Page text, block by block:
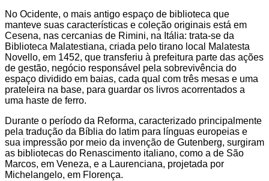
No Ocidente, o mais antigo espaço de biblioteca que
manteve suas características e coleção originais está em
Cesena, nas cercanias de Rimini, na Itália: trata-se da
Biblioteca Malatestiana, criada pelo tirano local Malatesta
Novello, em 1452, que transferiu à prefeitura parte das ações
de gestão, negócio responsável pela sobrevivência do
espaço dividido em baias, cada qual com três mesas e uma
prateleira na base, para guardar os livros acorrentados a
uma haste de ferro.
Durante o período da Reforma, caracterizado principalmente
pela tradução da Bíblia do latim para línguas europeias e
sua impressão por meio da invenção de Gutenberg, surgiram
as bibliotecas do Renascimento italiano, como a de São
Marcos, em Veneza, e a Laurenciana, projetada por
Michelangelo, em Florença.